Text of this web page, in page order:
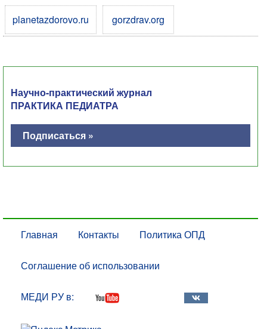
planetazdorovo.ru
gorzdrav.org
Научно-практический журнал
ПРАКТИКА ПЕДИАТРА
Подписаться »
Главная Контакты Политика ОПД
Соглашение об использовании
МЕДИ РУ в: